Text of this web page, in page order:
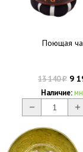
Поющая
13 140₽ 9
Наличие: